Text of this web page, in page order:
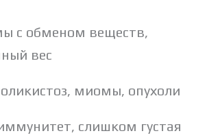
с обменом веществ,
вес
миомы, опухоли
слишком густая